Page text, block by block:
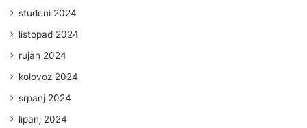
studeni 2024
listopad 2024
rujan 2024
kolovoz 2024
srpanj 2024
lipanj 2024